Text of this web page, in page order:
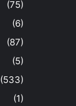
(75)
(6)
(87)
(5)
(533)
(1)